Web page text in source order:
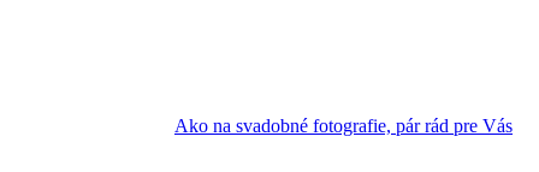
Ako na svadobné fotografie, pár rád pre Vás